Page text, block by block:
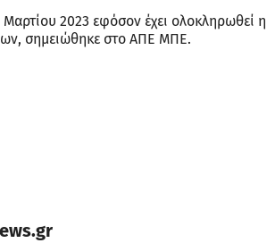
Μαρτίου 2023 εφόσον έχει ολοκληρωθεί η
σημειώθηκε στο ΑΠΕ ΜΠΕ.